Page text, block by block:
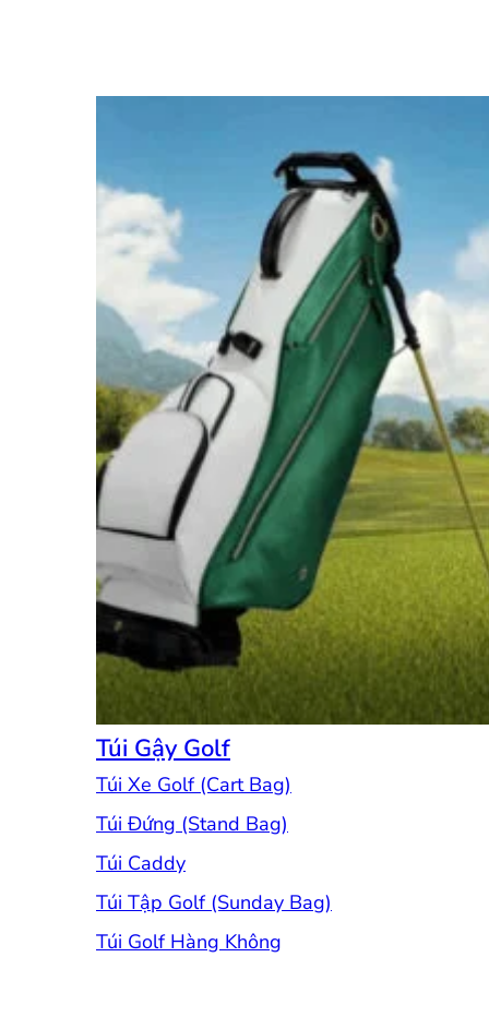
Túi Gậy Golf
Túi Xe Golf (Cart Bag)
Túi Đứng (Stand Bag)
Túi Caddy
Túi Tập Golf (Sunday Bag)
Túi Golf Hàng Không